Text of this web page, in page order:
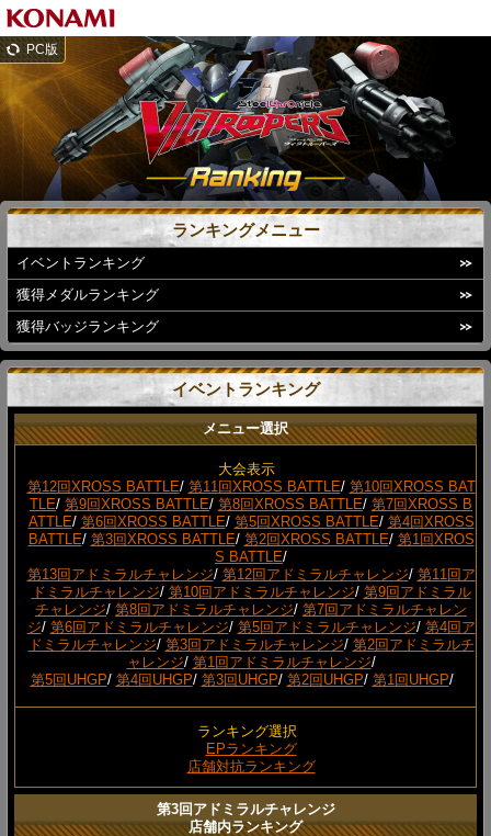
PC版
ランキングメニュー
イベントランキング
獲得メダルランキング
獲得バッジランキング
イベントランキング
メニュー選択
大会表示
第12回XROSS BATTLE/ 第11回XROSS BATTLE/ 第10回XROSS BAT
TLE/ 第9回XROSS BATTLE/ 第8回XROSS BATTLE/ 第7回XROSS B
ATTLE/ 第6回XROSS BATTLE/ 第5回XROSS BATTLE/ 第4回XROSS
BATTLE/ 第3回XROSS BATTLE/ 第2回XROSS BATTLE/ 第1回XROS
S BATTLE/
第13回アドミラルチャレンジ/ 第12回アドミラルチャレンジ/ 第11回ア
ドミラルチャレンジ/ 第10回アドミラルチャレンジ/ 第9回アドミラル
チャレンジ/ 第8回アドミラルチャレンジ/ 第7回アドミラルチャレン
ジ/ 第6回アドミラルチャレンジ/ 第5回アドミラルチャレンジ/ 第4回ア
ドミラルチャレンジ/ 第3回アドミラルチャレンジ/ 第2回アドミラルチ
ャレンジ/ 第1回アドミラルチャレンジ/
第5回UHGP/ 第4回UHGP/ 第3回UHGP/ 第2回UHGP/ 第1回UHGP/
ランキング選択
EPランキング
店舗対抗ランキング
第3回アドミラルチャレンジ
店舗内ランキング